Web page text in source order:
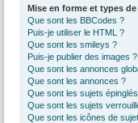
Mise en forme et types
Que sont les BBCodes ?
Puis-je utiliser le HTML ?
Que sont les smileys ?
Puis-je publier des images ?
Que sont les annonces
Que sont les annonces ?
Que sont les sujets
Que sont les sujets
Que sont les icônes de